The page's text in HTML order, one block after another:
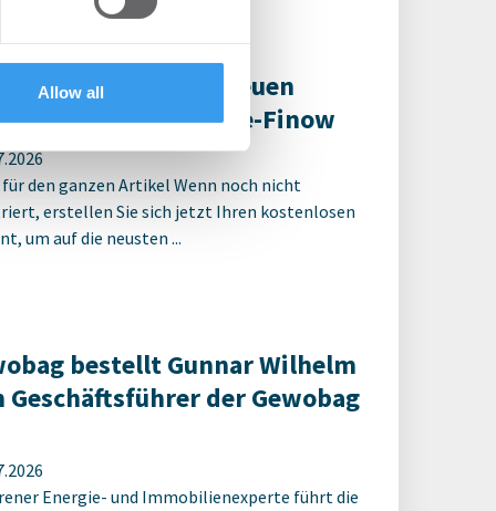
Allow all
Spatenstich für neuen
Eberswalde-Finow
den ganzen Artikel Wenn noch nicht
erstellen Sie sich jetzt Ihren kostenlosen
um auf die neusten ...
bestellt Gunnar Wilhelm
Geschäftsführer der Gewobag
Energie- und Immobilienexperte führt die